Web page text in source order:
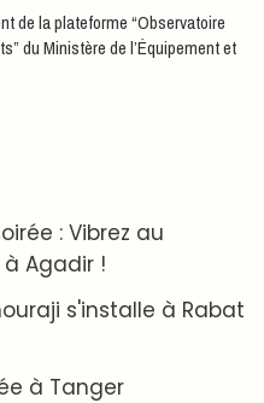
de la plateforme “Observatoire
du Ministère de l’Équipement et
: Vibrez au
Agadir !
s'installe à Rabat
à Tanger